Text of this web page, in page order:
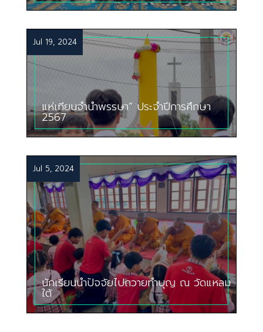
แห่เทียนจำนำพรรษา” ประจำปีการศึกษา
2567
Jul 19, 2024
นักเรียนนำปัจจัยไปถวายทำบุญ ณ วัดแหลม
ใต้
Jul 5, 2024